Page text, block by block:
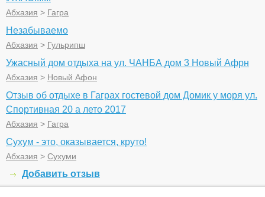
Абхазия > Гагра
Незабываемо
Абхазия > Гульрипш
Ужасный дом отдыха на ул. ЧАНБА дом 3 Новый Афрн
Абхазия > Новый Афон
Отзыв об отдыхе в Гаграх гостевой дом Домик у моря ул.
Спортивная 20 а лето 2017
Абхазия > Гагра
Сухум - это, оказывается, круто!
Абхазия > Сухуми
Добавить отзыв